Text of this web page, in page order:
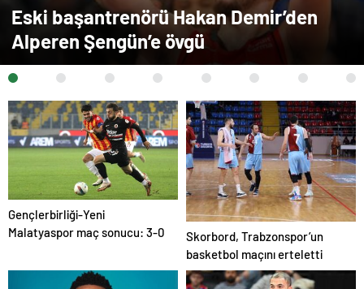
Eski başantrenörü Hakan Demir’den
Alperen Şengün’e övgü
Gençlerbirliği-Yeni
Malatyaspor maç sonucu: 3-0
Skorbord, Trabzonspor’un
basketbol maçını erteletti